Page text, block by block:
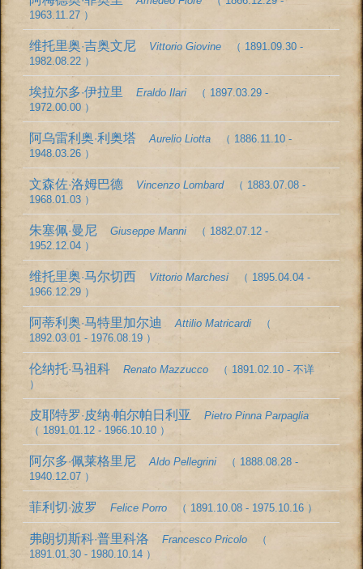
1963.11.27 ）
维托里奥·吉奥文尼 Vittorio Giovine
（ 1891.09.30 -
1982.08.22 ）
埃拉尔多·伊拉里Eraldo Ilari
（ 1897.03.29 -
1972.00.00 ）
阿乌雷利奥·利奥塔Aurelio Liotta
（ 1886.11.10 -
1948.03.26 ）
文森佐·洛姆巴德 Vincenzo Lombard
（ 1883.07.08 -
1968.01.03 ）
朱塞佩·曼尼Giuseppe Manni
（ 1882.07.12 -
1952.12.04 ）
维托里奥·马尔切西 Vittorio Marchesi
（ 1895.04.04 -
1966.12.29 ）
阿蒂利奥·马特里加尔迪Attilio Matricardi
（
1892.03.01 - 1976.08.19 ）
伦纳托·马祖科Renato Mazzucco
（ 1891.02.10 - 不详
）
皮耶特罗·皮纳·帕尔帕日利亚Pietro Pinna Parpaglia
（ 1891.01.12 - 1966.10.10 ）
阿尔多·佩莱格里尼Aldo Pellegrini
（ 1888.08.28 -
1940.12.07 ）
菲利切·波罗Felice Porro （ 1891.10.08 - 1975.10.16 ）
弗朗切斯科·普里科洛Francesco Pricolo
（
1891.01.30 - 1980.10.14 ）